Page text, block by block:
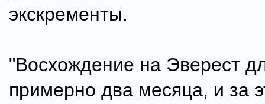
экскременты.
"Восхождение на Эверест
примерно два месяца, и за